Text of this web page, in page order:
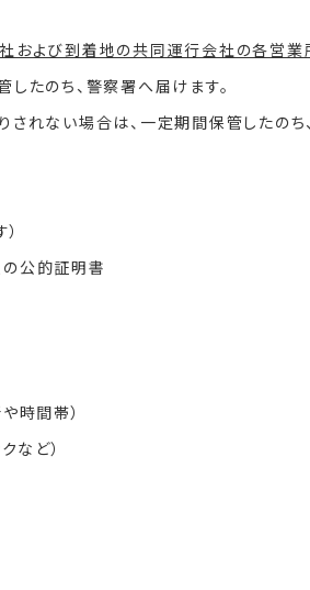
および到着地の共同運行会社の各営業
たのち、警察署へ届けます。
れない場合は、一定期間保管したのち
公的証明書
時間帯）
など）